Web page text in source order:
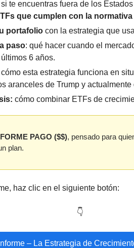
te encuentras fuera de los
que cumplen con la
portafolio con la estrategia que
paso: qué hacer cuando el
6 años.
esta estrategia funciona en
aranceles de Trump y
cómo combinar ETFs de
PAGO ($$), pensado para
plan.
haz clic en el siguiente botón:
👇
– La Estrategia de